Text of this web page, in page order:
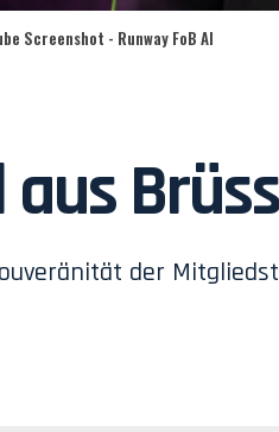
Screenshot - Runway FoB AI
der